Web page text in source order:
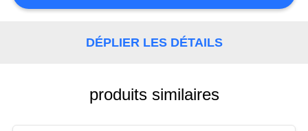
DÉPLIER LES DÉTAILS
produits similaires